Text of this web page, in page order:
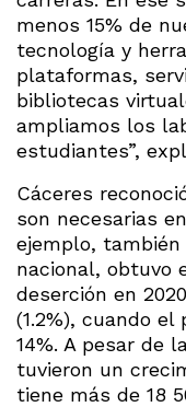
menos 15% de
tecnología y
plataformas,
bibliotecas
ampliamos los
estudiantes”,
Cáceres
son necesarias
ejemplo, también
nacional, obtuvo
deserción en
(1.2%), cuando
14%. A pesar de
tuvieron un
tiene más de 18